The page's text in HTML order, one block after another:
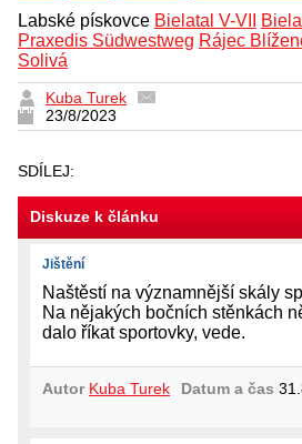
Labské pískovce Bielatal V-VII
Praxedis Südwestweg Rájec
Solivá
Kuba Turek
23/8/2023
SDÍLEJ:
Diskuze k článku
Jištění
Naštěstí na významnější skály
Na nějakých bočních stěnkách
dalo říkat sportovky, vede.
Autor Kuba Turek Datum a čas